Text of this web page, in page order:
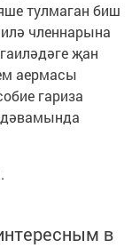
тулмаган биш
членнарына
җан
аермасы
гариза
в